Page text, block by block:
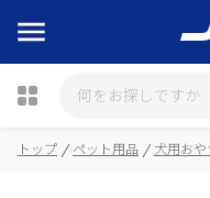
瓶詰
トップ ペット用品 犬用おや